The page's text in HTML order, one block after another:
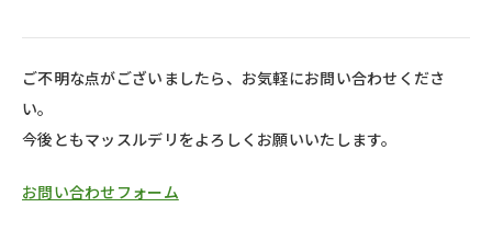
ご不明な点がございましたら、お気軽にお問い合わせくださ
い。
今後ともマッスルデリをよろしくお願いいたします。
お問い合わせフォーム